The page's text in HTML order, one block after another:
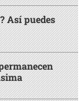
Así puedes